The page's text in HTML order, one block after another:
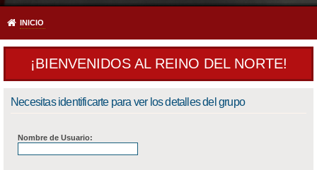
INICIO
¡BIENVENIDOS AL REINO DEL NORTE!
Necesitas identificarte para ver los detalles del grupo
Nombre de Usuario: